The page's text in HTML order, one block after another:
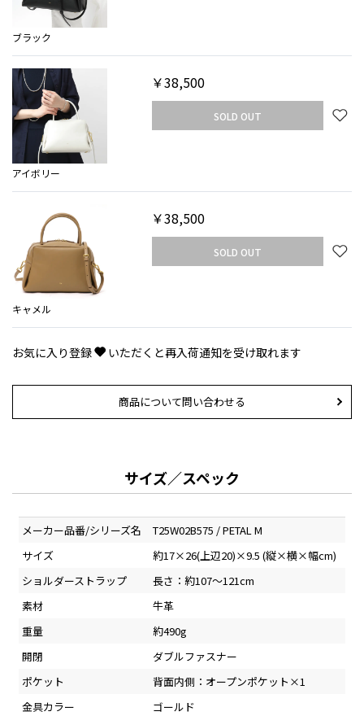
ブラック
アイボリー
￥38,500
SOLD OUT
キャメル
￥38,500
SOLD OUT
お気に入り登録 いただくと再入荷通知を受け取れます
商品について問い合わせる
サイズ／スペック
メーカー品番/シリーズ名
T25W02B575 / PETAL M
サイズ
約17×26(上辺20)×9.5 (縦×横×幅cm)
ショルダーストラップ
長さ：約107～121cm
素材
牛革
重量
約490g
開閉
ダブルファスナー
ポケット
背面内側：オープンポケット×1
金具カラー
ゴールド